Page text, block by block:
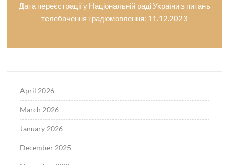
Дата переєстрації у Національній раді України з питань
телебачення і радіомовлення: 11.12.2023
April 2026
March 2026
January 2026
December 2025